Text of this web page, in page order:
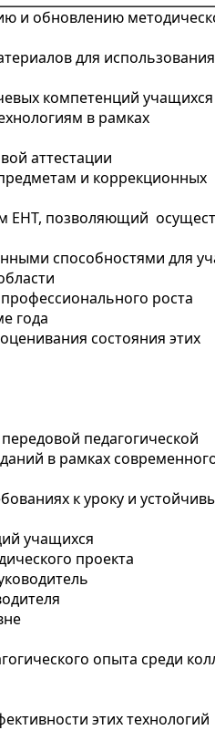
и обновлению
для использования
компетенций учащихся
в рамках
аттестации
и коррекционных
ЕНТ, позволяющий
способностями для
роста
года
состояния этих
педагогической
в рамках
к уроку и
учащихся
проекта
опыта среди
этих технологий